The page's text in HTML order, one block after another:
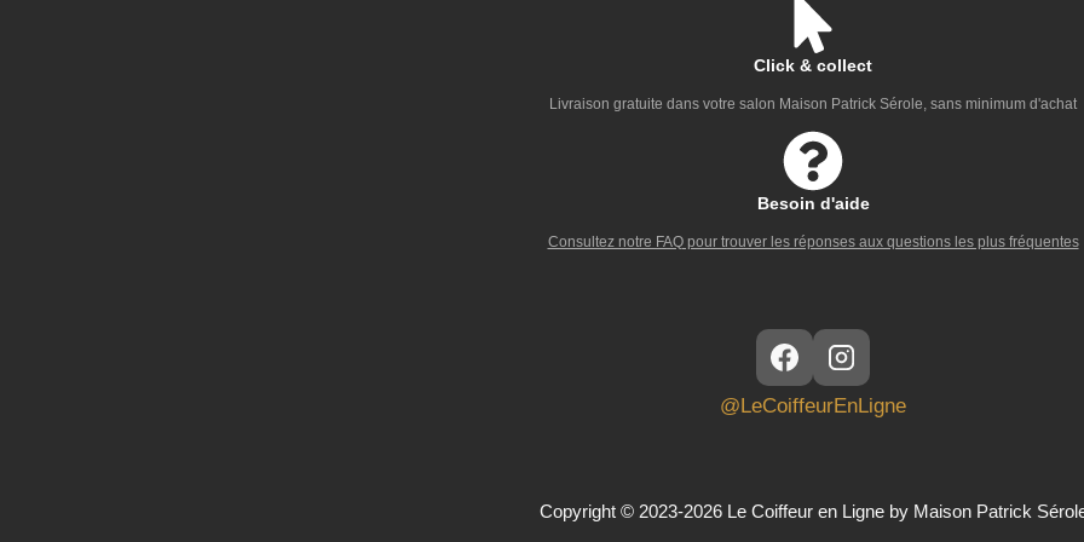
Click & collect
Livraison gratuite dans votre salon Maison Patrick Sérole, sans minimum d'achat
Besoin d'aide
Consultez notre FAQ pour trouver les réponses aux questions les plus fréquentes
@LeCoiffeurEnLigne
Copyright © 2023-2026 Le Coiffeur en Ligne by Maison Patrick